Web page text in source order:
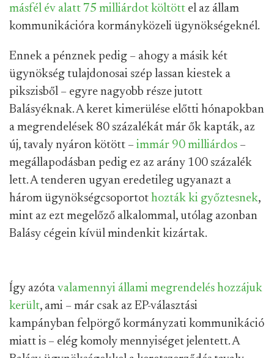
másfél év alatt 75 milliárdot költött el az állam
kommunikációra kormányközeli ügynökségeknél.
Ennek a pénznek pedig – ahogy a másik két
ügynökség tulajdonosai szép lassan kiestek a
pikszisből – egyre nagyobb része jutott
Balásyéknak. A keret kimerülése előtti hónapokban
a megrendelések 80 százalékát már ők kapták, az
új, tavaly nyáron kötött – immár 90 milliárdos –
megállapodásban pedig ez az arány 100 százalék
lett. A tenderen ugyan eredetileg ugyanazt a
három ügynökségcsoportot hozták ki győztesnek,
mint az ezt megelőző alkalommal, utólag azonban
Balásy cégein kívül mindenkit kizártak.
Így azóta valamennyi állami megrendelés hozzájuk
került, ami – már csak az EP-választási
kampányban felpörgő kormányzati kommunikáció
miatt is – elég komoly mennyiséget jelentett. A